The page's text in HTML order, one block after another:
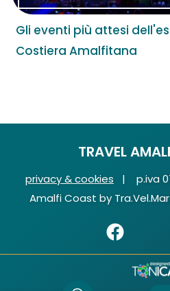
Gli eventi più attesi
Costiera Amalfitana
TRAVEL
privacy & cookies | p.iva
Amalfi Coast by